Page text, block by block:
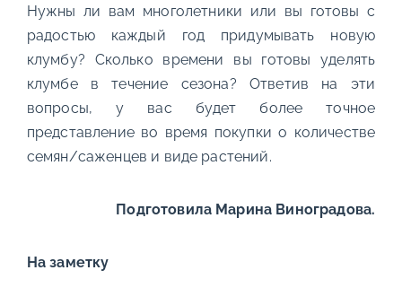
Нужны ли вам многолетники или вы готовы с
радостью каждый год придумывать новую
клумбу? Сколько времени вы готовы уделять
клумбе в течение сезона? Ответив на эти
вопросы, у вас будет более точное
представление во время покупки о количестве
семян/саженцев и виде растений.
Подготовила Марина Виноградова.
На заметку